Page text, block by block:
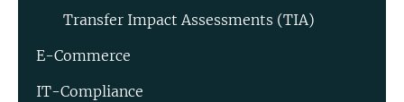
Transfer Impact Assessments (TIA)
E-Commerce
IT-Compliance